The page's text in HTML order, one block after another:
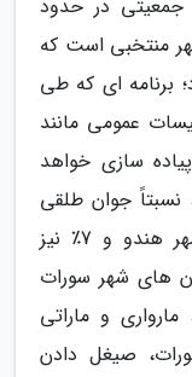
در حدود
نفر دارد. سورات یکی از 20 شهر منتخبی است که
برنامه ای که طی
عمومی مانند
سازی خواهد
با 13٪ زیر 6 سال، نسبتاً جوان طلقی
می گردد. حدوداً 87٪ از مردم این شهر هندو و 7٪ نیز
های شهر سورات
و ماراتی
صیغل دادن